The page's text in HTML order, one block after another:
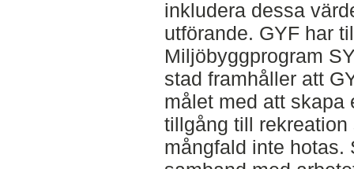
inkludera dessa
utförande. GYF har
Miljöbyggprogram
stad framhåller att
målet med att skapa
tillgång till
mångfald inte hotas.